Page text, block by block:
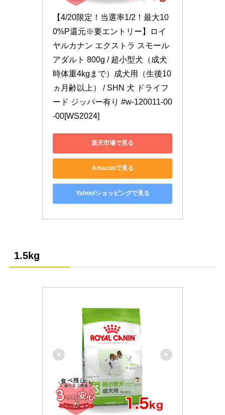
【4/20限定！当選率1/2！最大10
0%P還元※要エントリー】ロイ
ヤルカナン エクストラ スモール
アダルト 800g / 超小型犬（成犬
時体重4kgまで）成犬用（生後10
ヵ月齢以上） / SHN 犬 ドライフ
ード ジッパー有り #w-120011-00
-00[WS2024]
楽天市場で見る
Amazonで見る
Yahoo!ショッピングで見る
1.5kg